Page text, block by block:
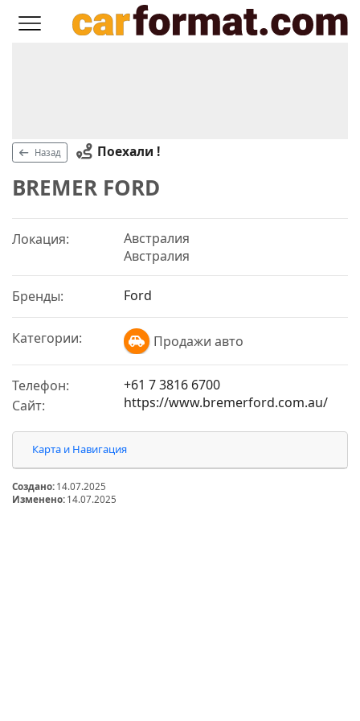
Назад Поехали !
BREMER FORD
Локация:
Австралия
Австралия
Бренды: Ford
Категории: Продажи авто
Телефон:
Сайт:
+61 7 3816 6700
https://www.bremerford.com.au/
Карта и Навигация
Создано:14.07.2025
Изменено:14.07.2025